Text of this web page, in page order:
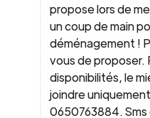
propose lors de
un coup de main
déménagement !
vous de proposer.
disponibilités, le
joindre
0650763884. Sms